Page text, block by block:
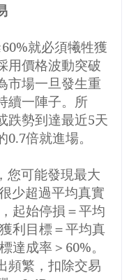
60%就必須犧牲獲
用價格波動突破
市場一旦發生重
續一陣子。所
跌勢到達最近5天
0.7倍就進場。
您可能發現最大
少超過平均真實
起始停損＝平均
利目標＝平均真
達成率＞ 60%。
頻繁，扣除交易